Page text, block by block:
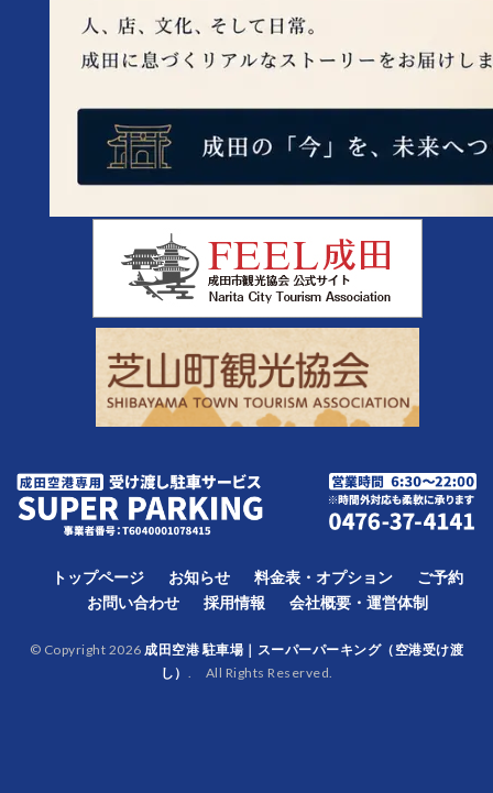
トップページ お知らせ 料金表・オプション
ご予約
お問い合わせ
採用情報 会社概要・運営体制
© Copyright 2026成田空港 駐車場｜スーパーパーキング（空港受け渡
し） . All Rights Reserved.